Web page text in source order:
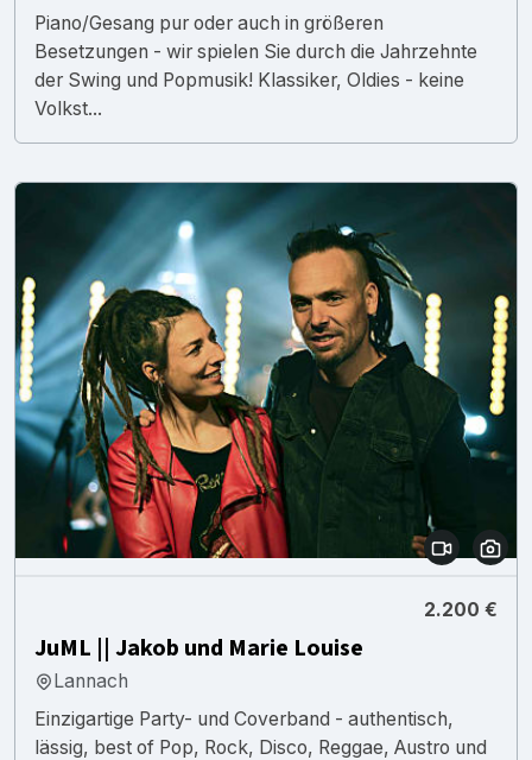
Piano/Gesang pur oder auch in größeren
Besetzungen - wir spielen Sie durch die Jahrzehnte
der Swing und Popmusik! Klassiker, Oldies - keine
Volkst...
2.200 €
JuML || Jakob und Marie Louise
Lannach
Einzigartige Party- und Coverband - authentisch,
lässig, best of Pop, Rock, Disco, Reggae, Austro und